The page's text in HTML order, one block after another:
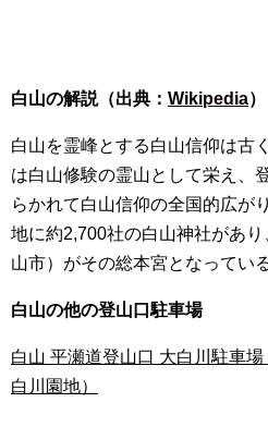
白山の解説（出典： Wikipedia）
白山を霊峰とする白山信仰は古
は白山修験の霊山として栄え、
らかれて白山信仰の全国的広が
地に約2,700社の白山神社があ
山市）がその総本宮となっている
白山の他の登山口駐車場
白山 平瀬道登山口 大白川駐車
白川園地）